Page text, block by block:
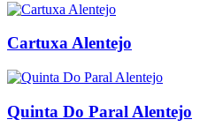
Cartuxa Alentejo
Quinta Do Paral Alentejo